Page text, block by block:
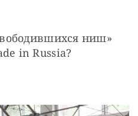
ниш»
in Russia?